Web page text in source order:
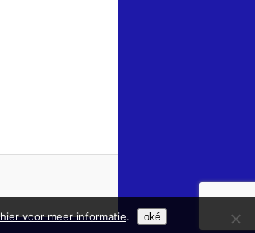
voor meer informatie. oké